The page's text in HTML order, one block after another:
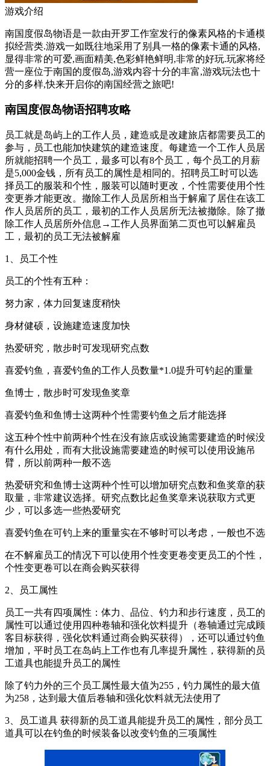
游戏介绍
南国度假岛物语是一款由开罗工作室发行的像素风格的卡通模
拟经营类.游戏一如既往地采用了别具一格的像素卡通的风格,
显得非常的可爱,画面精美,色彩鲜艳鲜明,非常的好玩.玩家将经
营一座位于南国的度假岛,游戏内容十分的丰富,游戏玩法也十
分的多样,快来开启你的南国经营之旅吧!
南国度假岛物语招聘攻略
员工就是岛屿上的工作人员，建造或是改建旅店都需要员工的
参与，员工也能加快建筑的建造速度。每建造一个工作人员居
所就能招聘一个员工，最多可以有8个员工，每个员工的月薪
是5,000金钱，所有员工的属性是相同的。招聘员工时可以选
择员工的服装和个性，服装可以随时更改，个性需要使用个性
变更券才能更改。撤除工作人员居所相当于解雇了居住在该工
作人员居所的员工，最初的工作人员居所无法被撤除。除了撤
除工作人员居所外信息→工作人员界面第二页也可以解雇员
工，最初的员工无法被解雇
1、员工个性
员工的个性有五种：
努力家，体力回复速度稍快
身材健硕，设施建造速度加快
热爱研究，散步时可发现研究点数
喜爱钓鱼，喜爱钓鱼的工作人员数量*1.0提升可钓起的重量
鱼博士，散步时可发现鱼奖章
喜爱钓鱼和鱼博士这两种个性需要钓鱼之后才能选择
这五种个性中前两种个性在没有旅店或设施需要建造的时候没
有什么用处，而有大批设施需要建造的时候可以使用设施吊
臂，所以前两种一般不选
热爱研究和鱼博士这两种个性可以增加研究点数和鱼奖章的获
取量，非常建议选择。研究点数比起鱼奖章来说获取方式更
少，可以多选一些热爱研究
喜爱钓鱼在可钓上来的重量实在不够时可以考虑，一般也不选
在不解雇员工的情况下可以使用个性变更卷变更员工的个性，
个性变更卷可以在商会购买获得
2、员工属性
员工一共有四项属性：体力、品位、钓力和步行速度，员工的
属性可以通过使用四种卷轴和强化饮料提升（卷轴通过完成顾
客目标获得，强化饮料通过商会购买获得），还可以通过钓鱼
增加，平时员工在岛屿上工作也有几率提升属性，获得新的员
工道具也能提升员工的属性
除了钓力外的三个员工属性最大值为255，钓力属性的最大值
为258，达到最大值后卷轴和强化饮料就无法使用了
3、员工道具 获得新的员工道具能提升员工的属性，部分员工
道具可以在钓鱼的时候装备以改变钓鱼的三项属性